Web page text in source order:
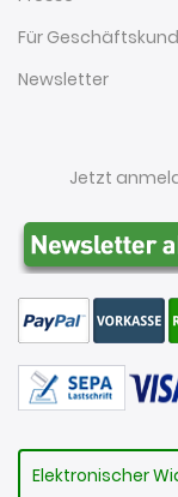
Für
Newsletter
Jetzt
Elektronischer